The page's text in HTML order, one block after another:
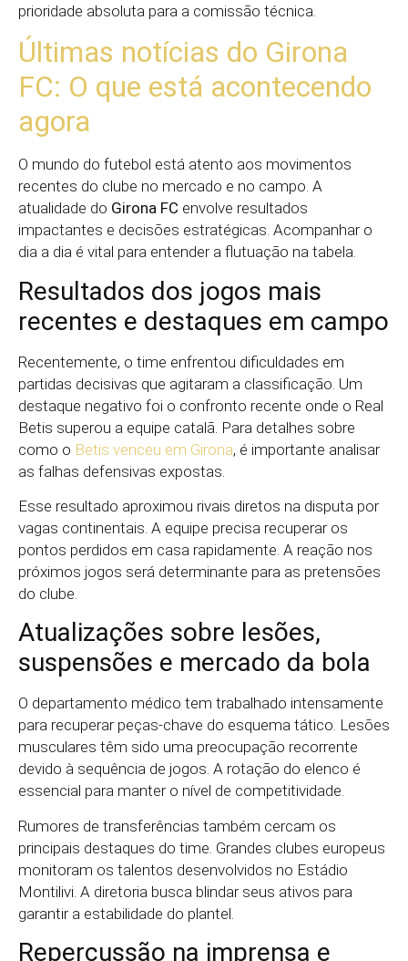
prioridade absoluta para a comissão técnica.
Últimas notícias do Girona
FC: O que está acontecendo
agora
O mundo do futebol está atento aos movimentos
recentes do clube no mercado e no campo. A
atualidade do Girona FC envolve resultados
impactantes e decisões estratégicas. Acompanhar o
dia a dia é vital para entender a flutuação na tabela.
Resultados dos jogos mais
recentes e destaques em campo
Recentemente, o time enfrentou dificuldades em
partidas decisivas que agitaram a classificação. Um
destaque negativo foi o confronto recente onde o Real
Betis superou a equipe catalã. Para detalhes sobre
como o Betis venceu em Girona, é importante analisar
as falhas defensivas expostas.
Esse resultado aproximou rivais diretos na disputa por
vagas continentais. A equipe precisa recuperar os
pontos perdidos em casa rapidamente. A reação nos
próximos jogos será determinante para as pretensões
do clube.
Atualizações sobre lesões,
suspensões e mercado da bola
O departamento médico tem trabalhado intensamente
para recuperar peças-chave do esquema tático. Lesões
musculares têm sido uma preocupação recorrente
devido à sequência de jogos. A rotação do elenco é
essencial para manter o nível de competitividade.
Rumores de transferências também cercam os
principais destaques do time. Grandes clubes europeus
monitoram os talentos desenvolvidos no Estádio
Montilivi. A diretoria busca blindar seus ativos para
garantir a estabilidade do plantel.
Repercussão na imprensa e